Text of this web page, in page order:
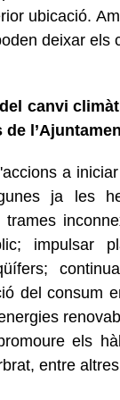
ubicació.
deixar els
canvi
a
ja les
impulsar
del consum
els
entre